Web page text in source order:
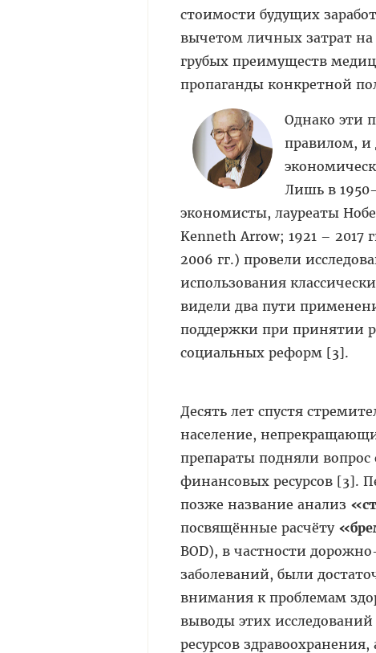
стоимости будущих
вычетом личных затрат на
грубых преимуществ
пропаганды конкретной
Однако эти
правилом, и
Лишь в
экономисты, лауреаты
Kenneth Arrow; 1921 –
2006 гг.) провели
использования
видели два пути
поддержки при принятии
социальных реформ [3].
Десять лет спустя
население,
препараты подняли
финансовых ресурсов [3].
позже название анализ
посвящённые расчёту
BOD), в частности
заболеваний, были
внимания к проблемам
выводы этих
ресурсов